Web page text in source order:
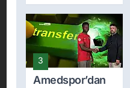
Amadou Cissé
kimdir? İşte
kariyeri ve
forma giydiği
takımlar
3
Amedspor’dan